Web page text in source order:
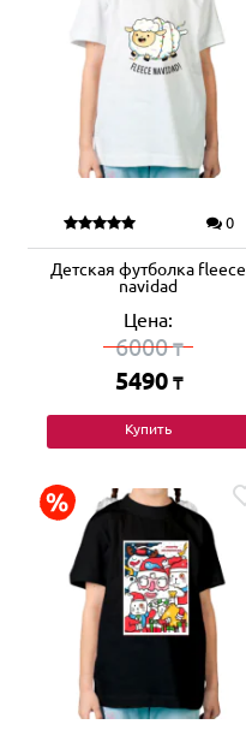
0
Детская футболка fleece
navidad
Цена:
6000₸
5490 ₸
Купить